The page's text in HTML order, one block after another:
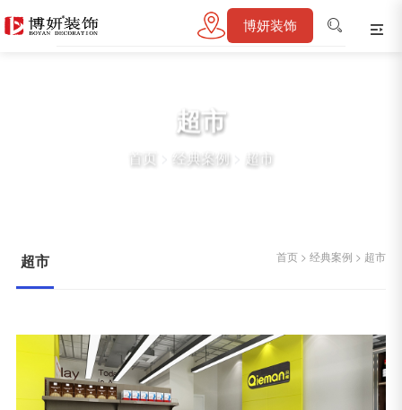
博妍装饰
超市
首页 经典案例> 超市
超市 首页 >经典案例 > 超市